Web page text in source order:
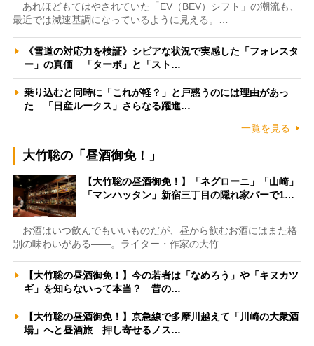
あれほどもてはやされていた「EV（BEV）シフト」の潮流も、
最近では減速基調になっているように見える。…
《雪道の対応力を検証》シビアな状況で実感した「フォレスタ
ー」の真価 「ターボ」と「スト…
乗り込むと同時に「これが軽？」と戸惑うのには理由があっ
た 「日産ルークス」さらなる躍進…
一覧を見る
大竹聡の「昼酒御免！」
【大竹聡の昼酒御免！】「ネグローニ」「山崎」
「マンハッタン」新宿三丁目の隠れ家バーで1…
お酒はいつ飲んでもいいものだが、昼から飲むお酒にはまた格
別の味わいがある――。ライター・作家の大竹…
【大竹聡の昼酒御免！】今の若者は「なめろう」や「キヌカツ
ギ」を知らないって本当？ 昔の…
【大竹聡の昼酒御免！】京急線で多摩川越えて「川崎の大衆酒
場」へと昼酒旅 押し寄せるノス…